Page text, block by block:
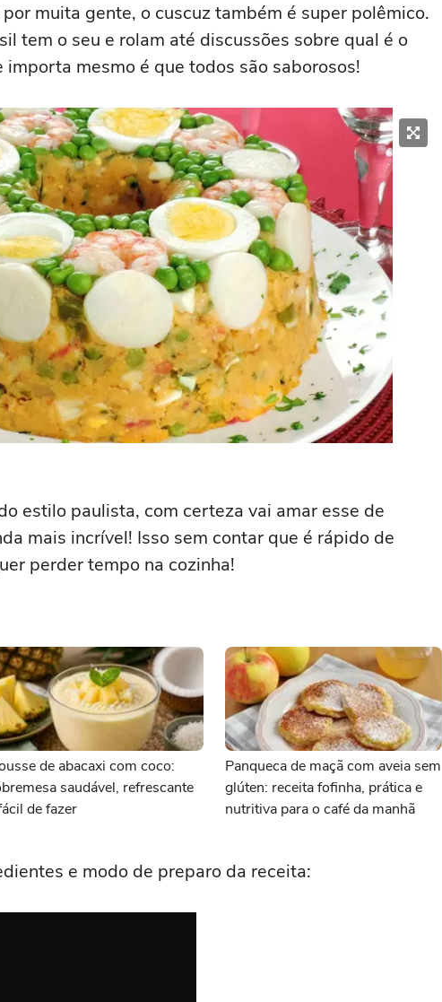
muita gente, o cuscuz também é super polêmico.
tem o seu e rolam até discussões sobre qual é o
importa mesmo é que todos são saborosos!
estilo paulista, com certeza vai amar esse de
mais incrível! Isso sem contar que é rápido de
perder tempo na cozinha!
de abacaxi com coco:
saudável, refrescante
de fazer
Panqueca de maçã com aveia sem
glúten: receita fofinha, prática e
nutritiva para o café da manhã
e modo de preparo da receita: